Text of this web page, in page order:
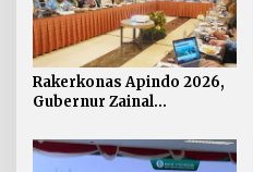
Rakerkonas Apindo 2026,
Gubernur Zainal
Strategis Kaltara ke
Perwakilan Negara